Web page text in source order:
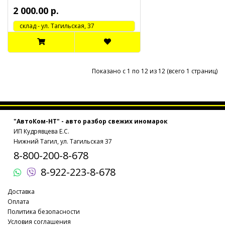
2 000.00 р.
cклад - ул. Тагильская, 37
Показано с 1 по 12 из 12 (всего 1 страниц)
"АвтоКом-НТ" - авто разбор свежих иномарок
ИП Кудрявцева Е.С.
Нижний Тагил, ул. Тагильская 37
8-800-200-8-678
8-922-223-8-678
Доставка
Оплата
Политика безопасности
Условия соглашения